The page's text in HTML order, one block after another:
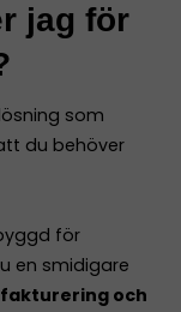
jag för
som
du behöver
för
en smidigare
och